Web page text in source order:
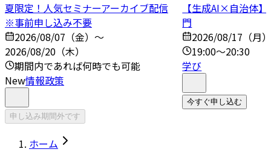
夏限定！人気セミナーアーカイブ配信
※事前申し込み不要
2026/08/07（金）～
2026/08/20（木）
期間内であれば何時でも可能
New情報政策
申し込み期間外です
【生成AI×自治体
門
2026/08/17（月
19:00～20:30
学び
今すぐ申し込む
ホーム